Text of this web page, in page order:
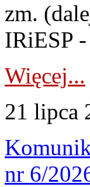
zm.
IRiESP
Więcej...
21 lipca
nr 6/